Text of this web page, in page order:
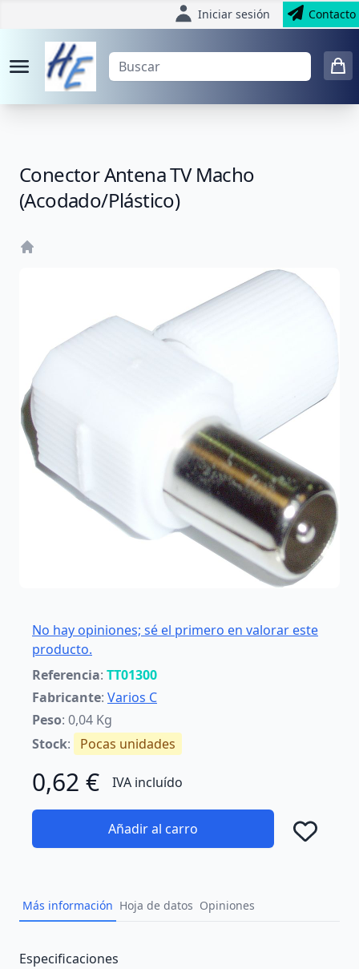
Iniciar sesión Contacto
Conector Antena TV Macho
(Acodado/Plástico)
No hay opiniones; sé el primero en valorar este
producto.
Referencia: TT01300
Fabricante: Varios C
Peso: 0,04 Kg
Stock: Pocas unidades
0,62 € IVA incluído
Añadir al carro
Más información Hoja de datos Opiniones
Description
Especificaciones